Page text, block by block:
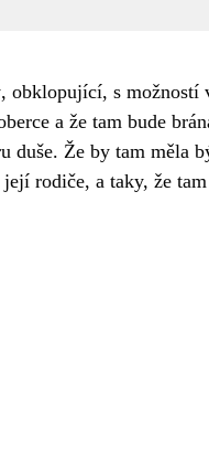
obklopující, s
a že tam bude
Že by tam měla
rodiče, a taky, že